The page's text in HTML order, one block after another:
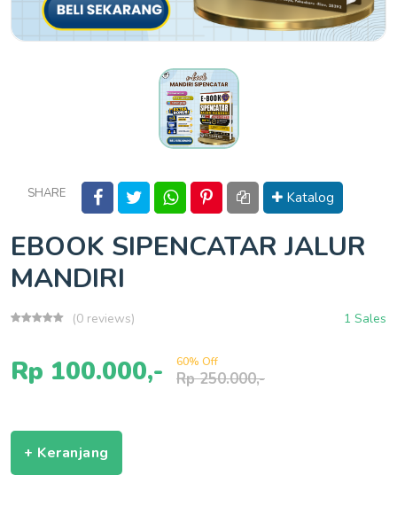
SHARE Katalog
EBOOK SIPENCATAR JALUR
MANDIRI
(0 reviews) 1 Sales
Rp 100.000,- 60% Off
Rp 250.000,-
+ Keranjang